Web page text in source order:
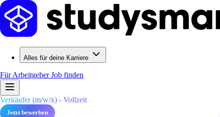
Alles für deine Karriere
Für ArbeitgeberJob finden
Verkäufer (m/w/x) - Vollzeit
Jetzt bewerben